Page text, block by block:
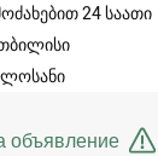
24 საათი
объявление